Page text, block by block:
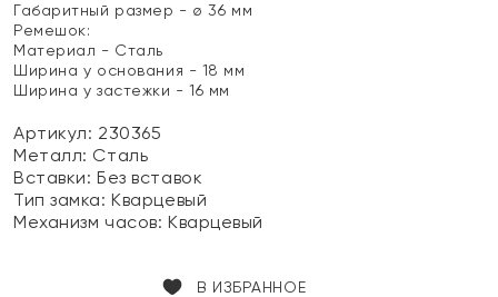
Габаритный размер - ø 36 мм
Ремешок:
Материал - Сталь
Ширина у основания - 18 мм
Ширина у застежки - 16 мм
Артикул: 230365
Металл: Сталь
Вставки:Без вставок
Тип замка:Кварцевый
Механизм часов: Кварцевый
В ИЗБРАННОЕ